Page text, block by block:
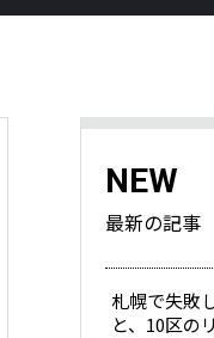
NEW
最新の記事
札幌で失敗
と、10区の